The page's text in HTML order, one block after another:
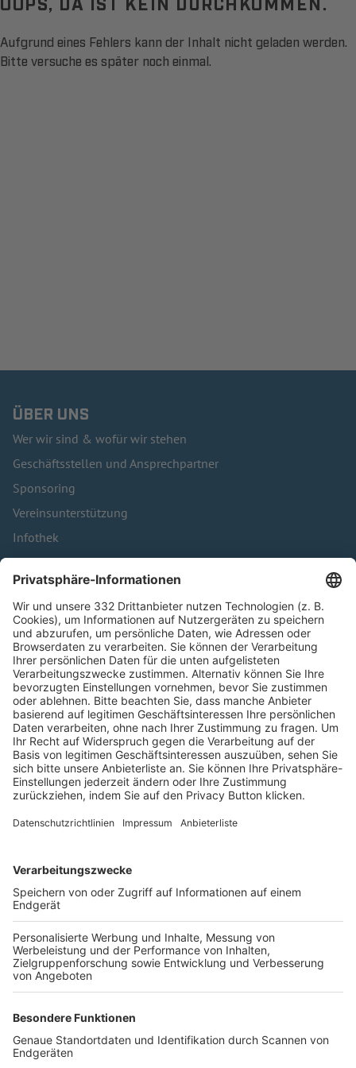
Aufgrund eines Fehlers kann der Inhalt nicht geladen werden.
Bitte versuche es später noch einmal.
ÜBER UNS
Wer wir sind & wofür wir stehen
Geschäftsstellen und Ansprechpartner
Sponsoring
Vereinsunterstützung
Infothek
Kontakt
HÄUFIG BESUCHTE SEITEN
Pässe und Vereinswechsel
Trainerausbildung
Schulungsangebot Vereinsmitarbeiter
BFV-Geschäftsstellen
Trainerbörse
Login SpielPlus
FOLGE DEM BFV
TOP-VEREINE
TOP-PARTNER